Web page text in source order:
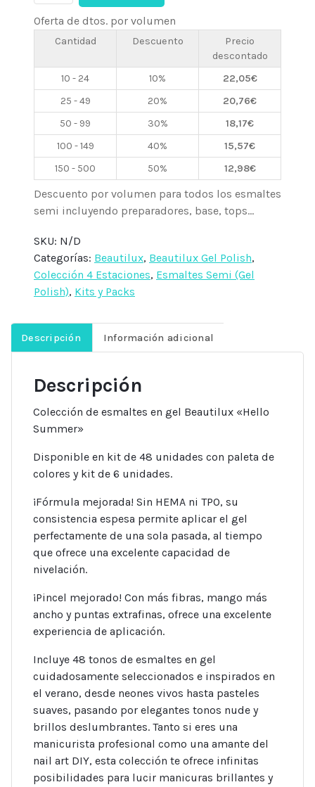
Hello
Summer
10ml,
Beautilux
cantidad
Oferta de dtos. por volumen
Cantidad Descuento
Precio
descontado
10 - 24
10% 22,05€
25 - 49
20% 20,76€
50 - 99
30% 18,17€
100 - 149
40% 15,57€
150 - 500
50% 12,98€
Descuento por volumen para todos los esmaltes
semi incluyendo preparadores, base, tops...
SKU: N/D
Categorías: Beautilux, Beautilux Gel Polish,
Colección 4 Estaciones, Esmaltes Semi (Gel
Polish), Kits y Packs
Descripción Información adicional
Descripción
Colección de esmaltes en gel Beautilux «Hello
Summer»
Disponible en kit de 48 unidades con paleta de
colores y kit de 6 unidades.
¡Fórmula mejorada! Sin HEMA ni TPO, su
consistencia espesa permite aplicar el gel
perfectamente de una sola pasada, al tiempo
que ofrece una excelente capacidad de
nivelación.
¡Pincel mejorado! Con más fibras, mango más
ancho y puntas extrafinas, ofrece una excelente
experiencia de aplicación.
Incluye 48 tonos de esmaltes en gel
cuidadosamente seleccionados e inspirados en
el verano, desde neones vivos hasta pasteles
suaves, pasando por elegantes tonos nude y
brillos deslumbrantes. Tanto si eres una
manicurista profesional como una amante del
nail art DIY, esta colección te ofrece infinitas
posibilidades para lucir manicuras brillantes y